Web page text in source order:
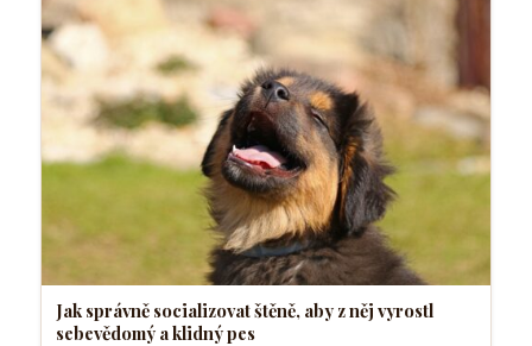
Jak správně socializovat štěně, aby z něj vyrostl
sebevědomý a klidný pes